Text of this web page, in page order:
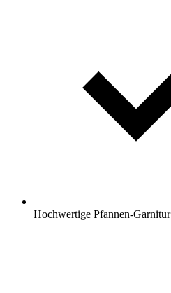
Hochwertige Pfannen-Garnitur